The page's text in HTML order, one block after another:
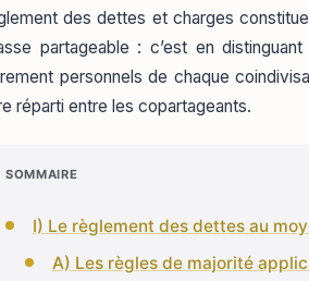
des dettes et charges
partageable : c’est en
personnels de chaque
réparti entre les copartageants.
SOMMAIRE
I) Le règlement des dettes au
A) Les règles de majorité